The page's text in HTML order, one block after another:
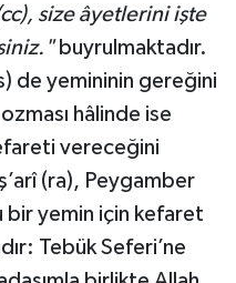
size âyetlerini işte
buyrulmaktadır.
de yemininin gereğini
hâlinde ise
vereceğini
(ra), Peygamber
bir yemin için kefaret
Tebük Seferi’ne